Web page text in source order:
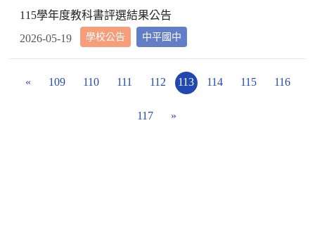
學校公告
115學年度教科書評選結果公告
中平國中
2026-05-19
« 109 110 111 112 113 114 115 116
117 »